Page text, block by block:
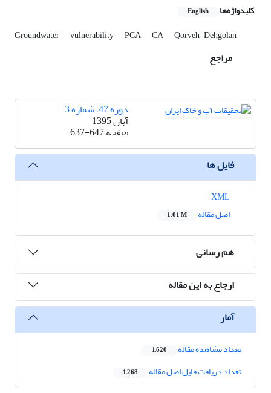
کلیدواژه‌ها English
Groundwater vulnerability PCA CA Qorveh-Dehgolan
مراجع
دوره 47، شماره 3
آبان 1395
صفحه637-647
فایل ها
اصل مقاله
1.01 M
هم رسانی
ارجاع به این مقاله
آمار
تعداد مشاهده مقاله 1,620
تعداد دریافت فایل اصل مقاله 1,268